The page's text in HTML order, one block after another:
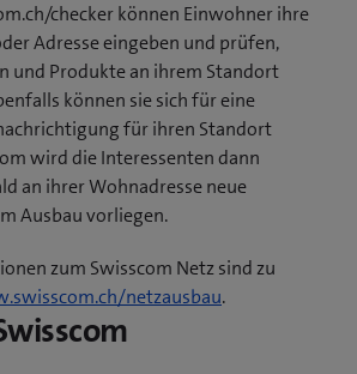
checker können Einwohner ihre
Adresse eingeben und prüfen,
und Produkte an ihrem Standort
können sie sich für eine
für ihren Standort
wird die Interessenten dann
an ihrer Wohnadresse neue
Ausbau vorliegen.
zum Swisscom Netz sind zu
netzausbau.